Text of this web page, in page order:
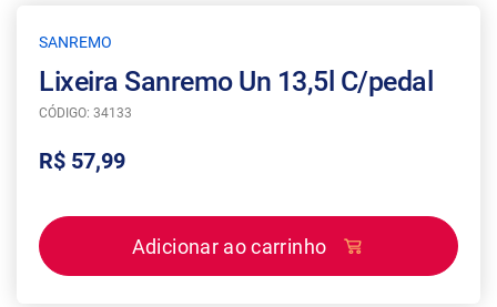
SANREMO
Lixeira Sanremo Un 13,5l C/pedal
CÓDIGO: 34133
R$ 57,99
Adicionar ao carrinho